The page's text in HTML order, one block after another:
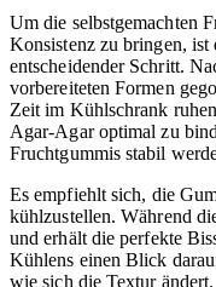
Um die selbstgemachten
Konsistenz zu bringen, ist
entscheidender Schritt.
vorbereiteten Formen
Zeit im Kühlschrank
Agar-Agar optimal zu
Fruchtgummis stabil
Es empfiehlt sich, die
kühlzustellen. Während
und erhält die perfekte
Kühlens einen Blick
wie sich die Textur ändert.